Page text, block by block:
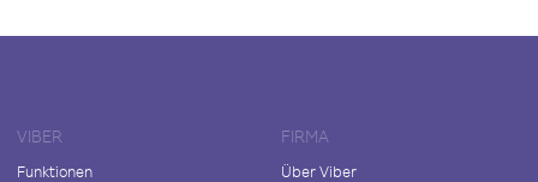
VIBER
Funktionen
FIRMA
Über Viber